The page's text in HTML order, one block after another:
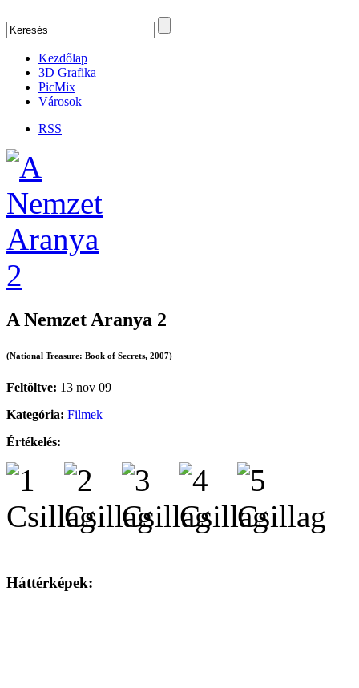
Kezdőlap
3D Grafika
PicMix
Városok
RSS
A Nemzet Aranya 2
(National Treasure: Book of Secrets, 2007)
Feltöltve: 13 nov 09
Kategória: Filmek
Értékelés:
Háttérképek: